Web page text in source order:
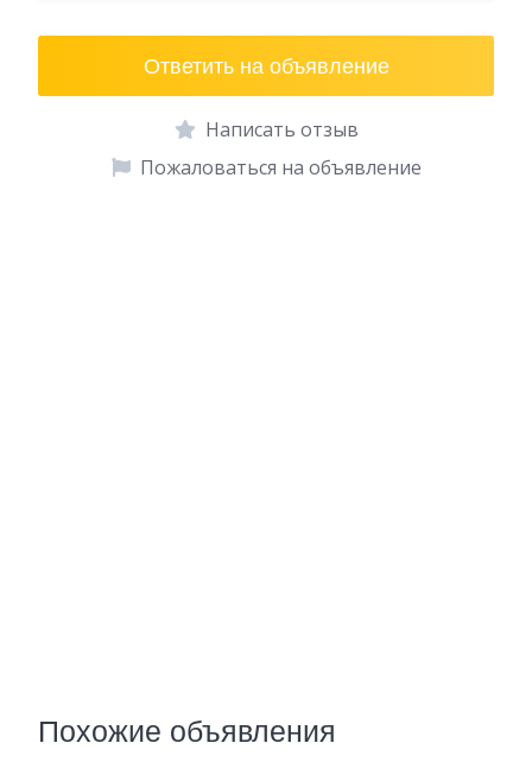
Ответить на объявление
Написать отзыв
Пожаловаться на объявление
Похожие объявления